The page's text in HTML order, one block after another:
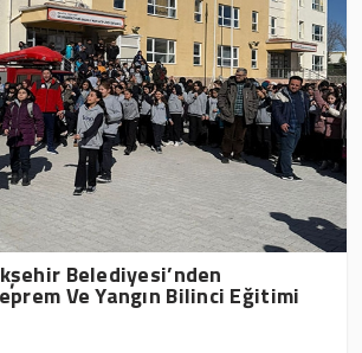
Belediyesi’nden
Ve Yangın Bilinci Eğitimi